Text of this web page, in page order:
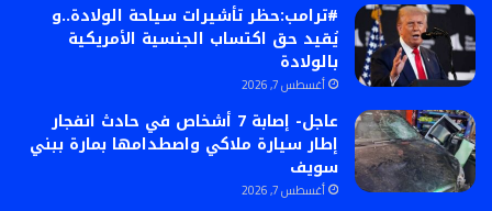
#ترامب:حظر تأشيرات سياحة الولادة..و
يُقيد حق اكتساب الجنسية الأمريكية
بالولادة
أغسطس 7, 2026
عاجل- إصابة 7 أشخاص في حادث انفجار
إطار سيارة ملاكي واصطدامها بمارة ببني
سويف
أغسطس 7, 2026